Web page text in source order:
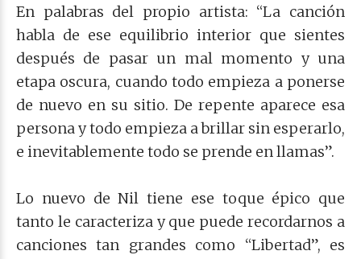
En palabras del propio artista: “La canción
habla de ese equilibrio interior que sientes
después de pasar un mal momento y una
etapa oscura, cuando todo empieza a ponerse
de nuevo en su sitio. De repente aparece esa
persona y todo empieza a brillar sin esperarlo,
e inevitablemente todo se prende en llamas”.
Lo nuevo de Nil tiene ese toque épico que
tanto le caracteriza y que puede recordarnos a
canciones tan grandes como “Libertad”, es